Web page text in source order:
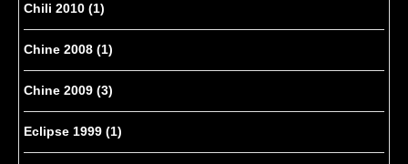
Chili 2010 (1)
Chine 2008 (1)
Chine 2009 (3)
Eclipse 1999 (1)